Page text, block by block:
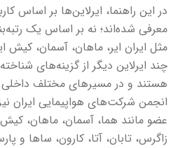
در این راهنما، ایرلاین‌ها بر اساس
معرفی شده‌اند؛ نه بر اساس یک
مثل ایران ایر، ماهان، آسمان، کیش
چند ایرلاین دیگر از گزینه‌های
هستند و در مسیرهای مختلف داخلی
انجمن شرکت‌های هواپیمایی ایران
عضو مانند هما، آسمان، ماهان،
زاگرس، تابان، آتا، کارون، ساها و